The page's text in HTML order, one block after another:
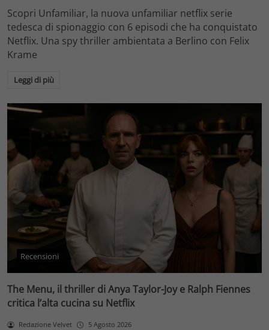
Scopri Unfamiliar, la nuova unfamiliar netflix serie
tedesca di spionaggio con 6 episodi che ha conquistato
Netflix. Una spy thriller ambientata a Berlino con Felix
Krame
Leggi di più
Recensioni
The Menu, il thriller di Anya Taylor-Joy e Ralph Fiennes
critica l’alta cucina su Netflix
Redazione Velvet 5 Agosto 2026